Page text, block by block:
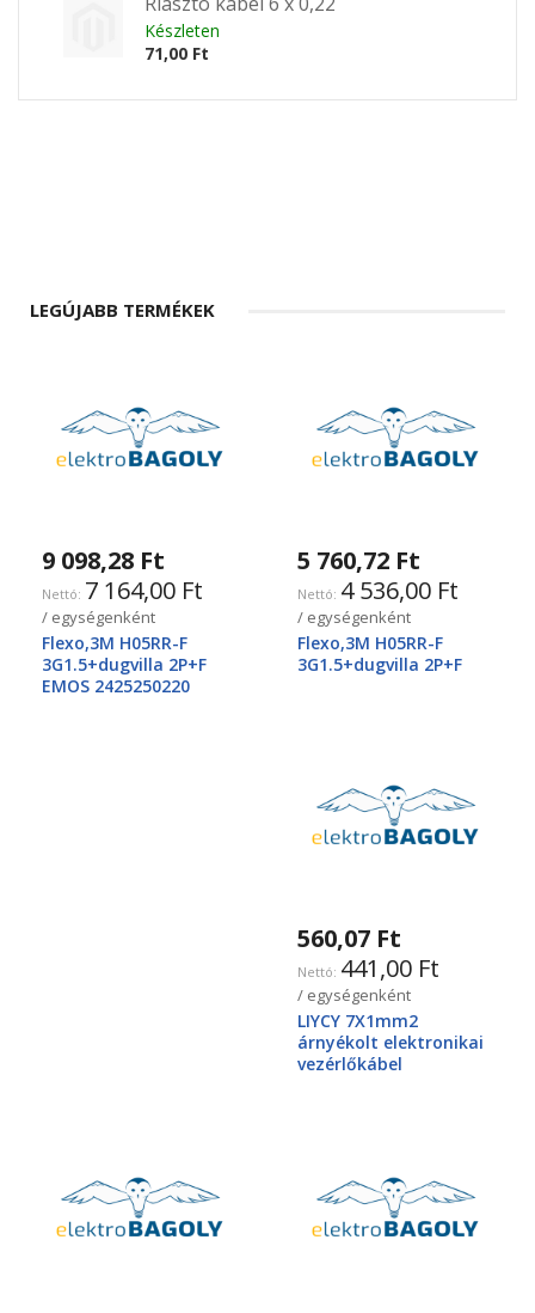
Készleten
71,00 Ft
LEGÚJABB TERMÉKEK
9 098,28 Ft
7 164,00 Ft
/ egységenként
Flexo,3M H05RR-F
3G1.5+dugvilla 2P+F
EMOS 2425250220
5 760,72 Ft
4 536,00 Ft
/ egységenként
Flexo,3M H05RR-F
3G1.5+dugvilla 2P+F
560,07 Ft
441,00 Ft
/ egységenként
LIYCY 7X1mm2
árnyékolt elektronikai
vezérlőkábel